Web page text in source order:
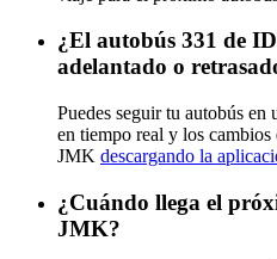
¿El autobús 331 de
adelantado o
Puedes seguir tu autobús en
en tiempo real y los
JMK descargando la
¿Cuándo llega el
JMK?